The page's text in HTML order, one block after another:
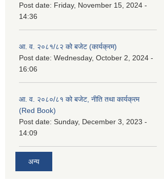
Post date: Friday, November 15, 2024 -
14:36
आ. व. २०८१/८२ को बजेट (कार्यक्रम)
Post date: Wednesday, October 2, 2024 -
16:06
आ. व. २०८०/८१ को बजेट, नीति तथा कार्यक्रम
(Red Book)
Post date: Sunday, December 3, 2023 -
14:09
अन्य